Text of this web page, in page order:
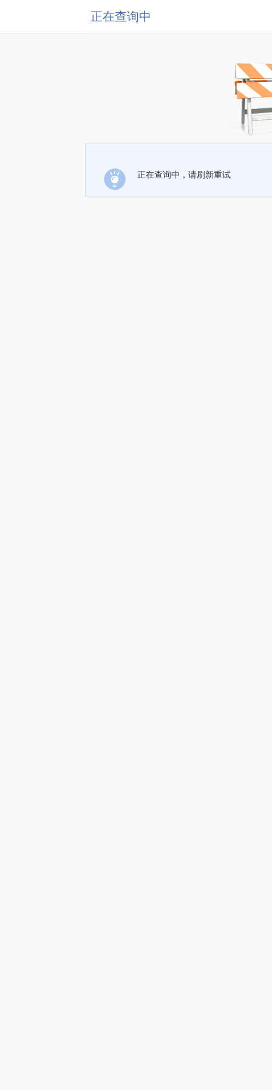
正在查询中
正在查询中，请刷新重试